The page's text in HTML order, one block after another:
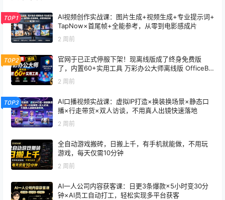
TOP1
AI视频创作实战课：图片生成+视频生成+专业提示词+
TapNow×首尾帧+全能参考，从零到电影感成片
2 周前
TOP2
官网于已正式停服下架！现离线版成了终身免费版
了，内置60+实用工具 万彩办公大师离线版 OfficeBo
2 周前
TOP3
AI口播视频实战课：虚拟IP打造×换装换场景×静态口
播×行走带货×双人访谈，不用真人出镜快速落地
2 周前
全自动游戏搬砖，日搬上千，有手机就能做，不用玩
游戏，每天仅需10分钟
2 周前
AI一人公司内容获客课：日更3条爆款×5小时变30分
钟×AI员工自动打工，轻松实现多平台获客